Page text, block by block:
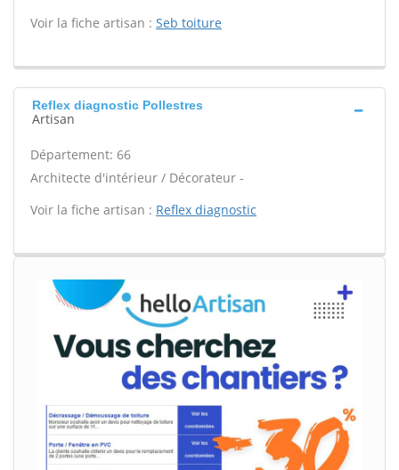
Voir la fiche artisan : Seb toiture
Reflex diagnostic Pollestres
Artisan
Département: 66
Architecte d'intérieur / Décorateur -
Voir la fiche artisan : Reflex diagnostic